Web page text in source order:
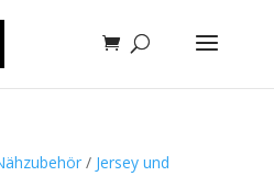
/ Jersey und